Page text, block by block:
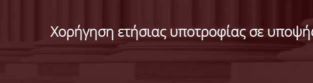
Χορήγηση ετήσιας υποτροφίας σε